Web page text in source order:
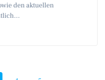
den aktuellen